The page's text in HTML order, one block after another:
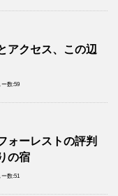
アクセス、この辺
ー数:59
ーレストの評判
の宿
ー数:51